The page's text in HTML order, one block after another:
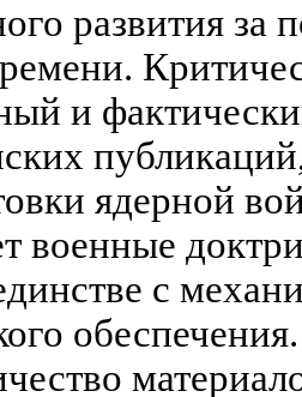
развития за
и
ядерной
военные
с